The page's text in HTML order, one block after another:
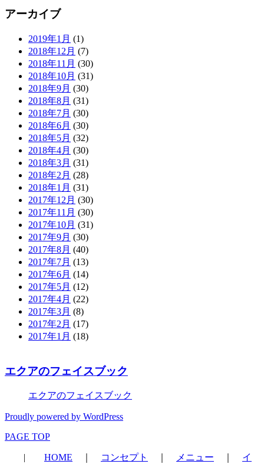
アーカイブ
2019年1月 (1)
2018年12月 (7)
2018年11月 (30)
2018年10月 (31)
2018年9月 (30)
2018年8月 (31)
2018年7月 (30)
2018年6月 (30)
2018年5月 (32)
2018年4月 (30)
2018年3月 (31)
2018年2月 (28)
2018年1月 (31)
2017年12月 (30)
2017年11月 (30)
2017年10月 (31)
2017年9月 (30)
2017年8月 (40)
2017年7月 (13)
2017年6月 (14)
2017年5月 (12)
2017年4月 (22)
2017年3月 (8)
2017年2月 (17)
2017年1月 (18)
エクアのフェイスブック
エクアのフェイスブック
Proudly powered by WordPress
PAGE TOP
| HOME コンセプト メニュー
イ